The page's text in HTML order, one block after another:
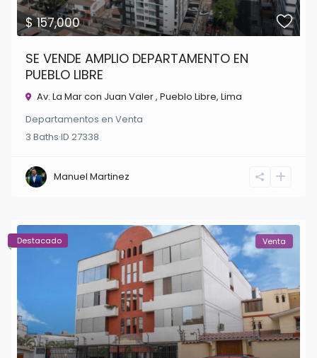
$ 157,000
SE VENDE AMPLIO DEPARTAMENTO EN
PUEBLO LIBRE
Av. La Mar con Juan Valer ,Pueblo Libre,Lima
Departamentos enVenta
3 Baths·ID27338
Manuel Martinez
Venta
Destacado